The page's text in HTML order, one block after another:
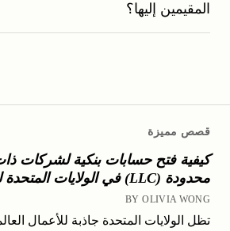
قصص مميزة
كيفية فتح حسابات بنكية لشركات
محدودة (LLC) في الولايات المتحدة لغير المقيمين
BY OLIVIA WONG
تظل الولايات المتحدة جاذبة للأعمال
المقيمين إليها؟